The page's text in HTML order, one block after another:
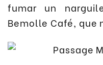
fumar un
Bemolle Café, que